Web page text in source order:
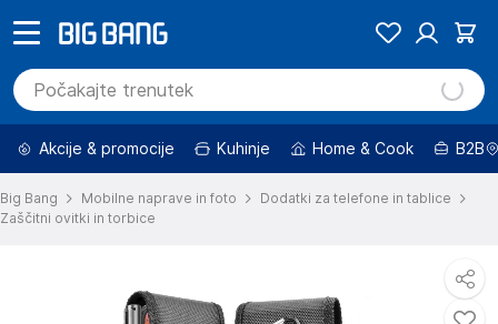
Akcije & promocije Kuhinje Home & Cook B2B
Big Bang Mobilne naprave in foto
Dodatki za telefone in tablice
Zaščitni ovitki in torbice